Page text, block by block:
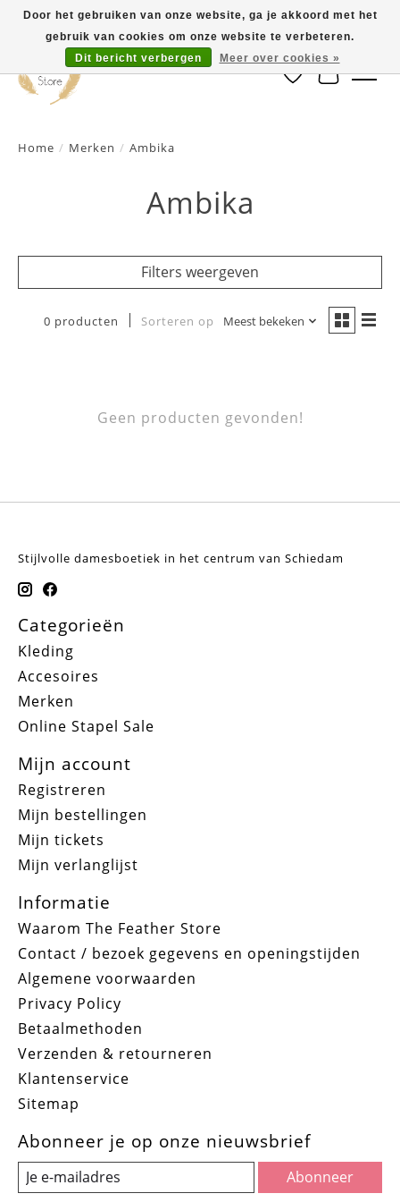
Verlanglijst
Home / Merken / Ambika
Ambika
Filters weergeven
0 producten Sorteren op Meest bekeken
Geen producten gevonden!
Stijlvolle damesboetiek in het centrum van Schiedam
Categorieën
Kleding
Accesoires
Merken
Online Stapel Sale
Mijn account
Registreren
Mijn bestellingen
Mijn tickets
Mijn verlanglijst
Informatie
Waarom The Feather Store
Contact / bezoek gegevens en openingstijden
Algemene voorwaarden
Privacy Policy
Betaalmethoden
Verzenden & retourneren
Klantenservice
Sitemap
Abonneer je op onze nieuwsbrief
Abonneer
Door het gebruiken van onze website, ga je akkoord met het
gebruik van cookies om onze website te verbeteren.
Dit bericht verbergen
Meer over cookies »